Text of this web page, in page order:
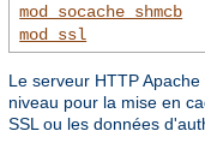
mod_socache_shmcb
mod_ssl
Le serveur HTTP
niveau pour la mise en
SSL ou les données